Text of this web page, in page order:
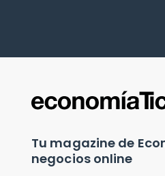
Tu magazine de
negocios online